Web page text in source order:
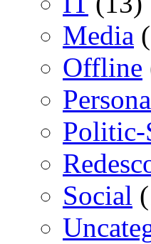
Media
Offline
Politic-
Social